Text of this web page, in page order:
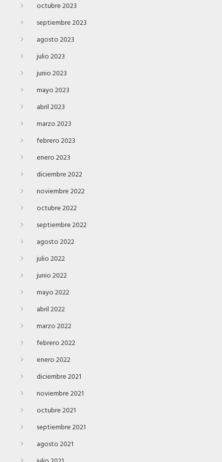
octubre 2023
septiembre 2023
agosto 2023
julio 2023
junio 2023
mayo 2023
abril 2023
marzo 2023
febrero 2023
enero 2023
diciembre 2022
noviembre 2022
octubre 2022
septiembre 2022
agosto 2022
julio 2022
junio 2022
mayo 2022
abril 2022
marzo 2022
febrero 2022
enero 2022
diciembre 2021
noviembre 2021
octubre 2021
septiembre 2021
agosto 2021